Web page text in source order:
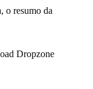
o resumo da